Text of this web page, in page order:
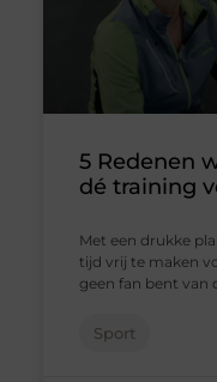
5 Redenen
dé training
Met een drukke
tijd vrij te maken
geen fan bent van
Sport